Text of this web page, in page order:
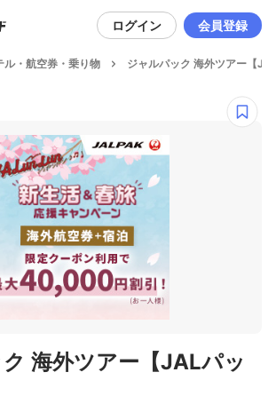
ログイン 会員登録
ル・航空券・乗り物 ジャルパック 海外ツアー【
海外ツアー【JALパッ